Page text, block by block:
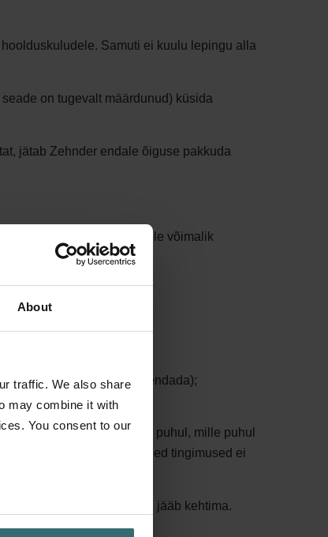
About
traffic. We also share
may combine it with
You consent to our
Samuti ei kuulu lepingu alla
on tugevalt määrdunud) küsida
jätab Zehnder endale õiguse pakkuda
kokkulepitud hooldust ei ole võimalik
käibemaksuga).
peab olema võimalik tõendada);
ligipääsetavad. Pakettide puhul, mille puhul
töid mitte teostada, kui need tingimused ei
garantii jääb kehtima.